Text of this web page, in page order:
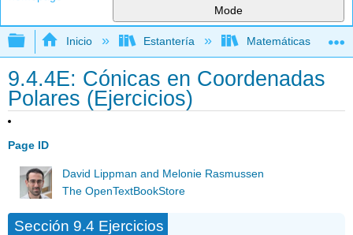
Mode
Expandir/contraer jerarquía global
Inicio Estantería Matemáticas
9.4.4E: Cónicas en Coordenadas
Polares (Ejercicios)
Page ID
David Lippman and Melonie Rasmussen
The OpenTextBookStore
Sección 9.4 Ejercicios